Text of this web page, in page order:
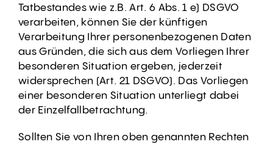
Tatbestandes wie z.B. Art. 6 Abs. 1 e) DSGVO
verarbeiten, können Sie der künftigen
Verarbeitung Ihrer personenbezogenen Daten
aus Gründen, die sich aus dem Vorliegen Ihrer
besonderen Situation ergeben, jederzeit
widersprechen (Art. 21 DSGVO). Das Vorliegen
einer besonderen Situation unterliegt dabei
der Einzelfallbetrachtung.
Sollten Sie von Ihren oben genannten Rechten